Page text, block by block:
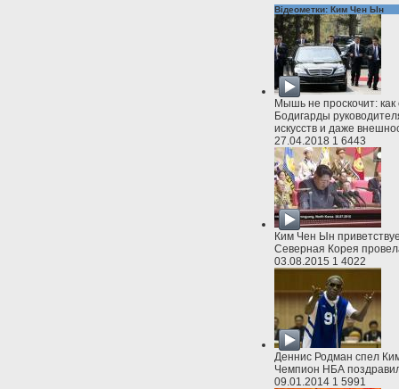
Відеометки: Ким Чен Ын
Мышь не проскочит:
Бодигарды
искусств и даже
27.04.2018 1 6443
Ким Чен Ын
Северная Корея
03.08.2015 1 4022
Деннис Родман спел
Чемпион НБА
09.01.2014 1 5991